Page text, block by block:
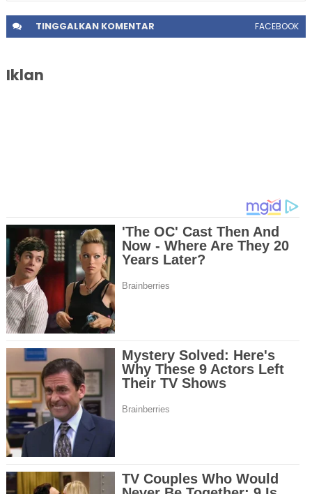
TINGGALKANKOMENTAR FACEBOOK
Iklan